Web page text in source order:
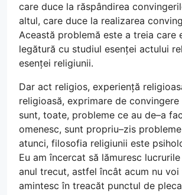
care duce la răspândirea
altul, care duce la realizarea
Această problemă este a treia care
legătură cu studiul esenței actului
esenței religiunii.
Dar act religios, experiență
religioasă, exprimare de convingere
sunt, toate, probleme ce au de–a
omenesc, sunt propriu–zis
atunci, filosofia religiunii este
Eu am încercat să lămuresc
anul trecut, astfel încât acum nu
amintesc în treacăt punctul de